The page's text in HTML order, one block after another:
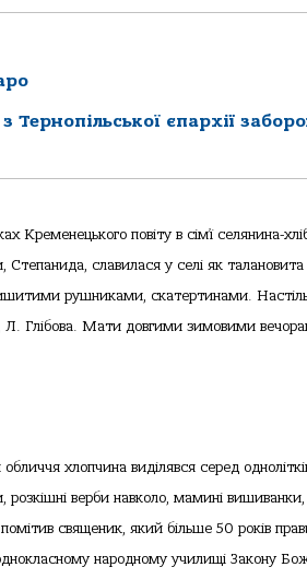
єпархії
повіту в сім’ї селянина-
славилася у селі як талановита
рушниками, скатертинами.
Л. Глібова. Мати довгими зимовими
хлопчина виділявся серед
верби навколо, мамині вишиванки,
священик, який більше 50 років
народному училищі Закону